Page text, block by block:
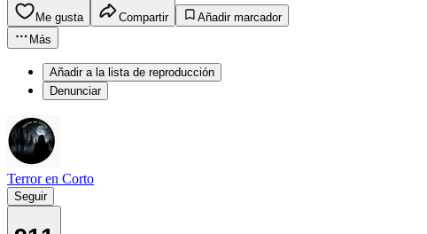
Me gusta Compartir
Añadir marcador
Más
Añadir a la lista de reproducción
Denunciar
Terror en Corto
Seguir